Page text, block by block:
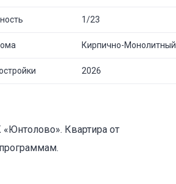
1/23
Кирпично-Монолитный
2026
«Юнтолово». Квартира от